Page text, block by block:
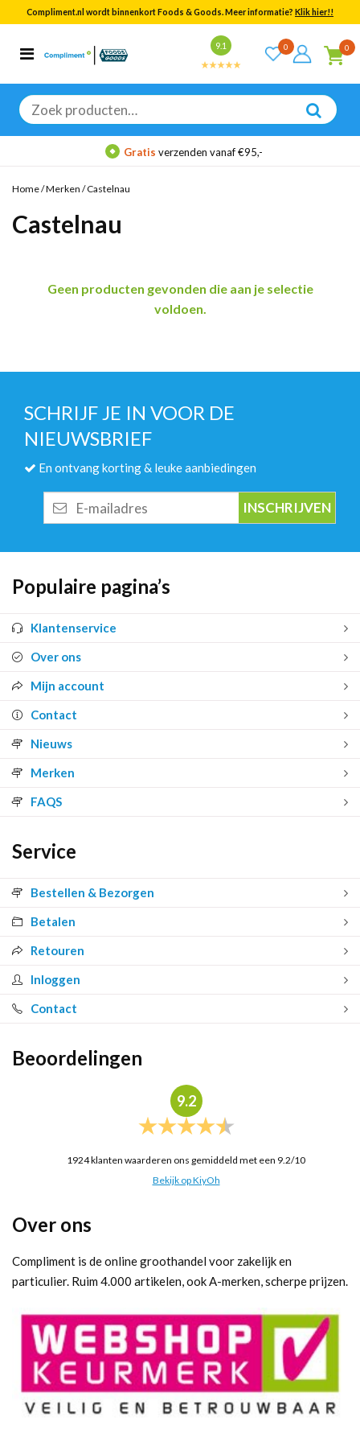
Compliment.nl wordt binnenkort Foods & Goods. Meer informatie? Klik hier!!
9.1 0 0
Zoeken
naar:
Categorieën
Bekijk alle resultaten
Gratis verzenden vanaf €95,-
Home/Merken /Castelnau
Castelnau
Geen producten gevonden die aan je selectie
voldoen.
SCHRIJF JE IN VOOR DE
NIEUWSBRIEF
En ontvang korting & leuke aanbiedingen
mailadres
Populaire pagina’s
Klantenservice
Over ons
Mijn account
Contact
Nieuws
Merken
FAQS
Service
Bestellen & Bezorgen
Betalen
Retouren
Inloggen
Contact
Beoordelingen
9.2
1924klanten waarderen ons gemiddeld met een 9.2/10
Bekijk op KiyOh
Over ons
Compliment is de online groothandel voor zakelijk en
particulier. Ruim 4.000 artikelen, ook A-merken, scherpe prijzen.